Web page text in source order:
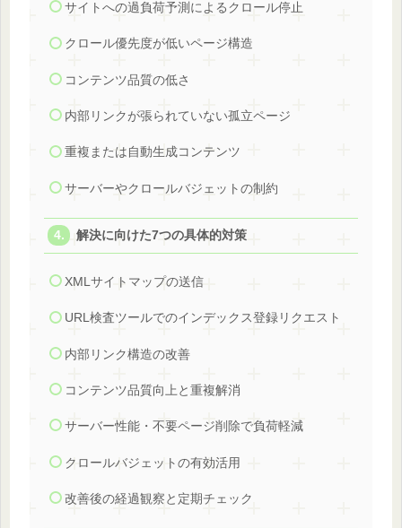
サイトへの過負荷予測によるクロール停止
クロール優先度が低いページ構造
コンテンツ品質の低さ
内部リンクが張られていない孤立ページ
重複または自動生成コンテンツ
サーバーやクロールバジェットの制約
解決に向けた7つの具体的対策
XMLサイトマップの送信
URL検査ツールでのインデックス登録リクエスト
内部リンク構造の改善
コンテンツ品質向上と重複解消
サーバー性能・不要ページ削除で負荷軽減
クロールバジェットの有効活用
改善後の経過観察と定期チェック